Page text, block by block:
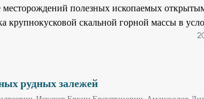
месторождений полезных ископаемых
крупнокусковой скальной горной массы в
попарно уравновешенных через систему
состоит из секций, последовательно
пара скипов, к оси заднего колеса
рудных залежей